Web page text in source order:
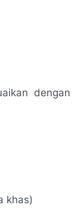
dengan
khas)